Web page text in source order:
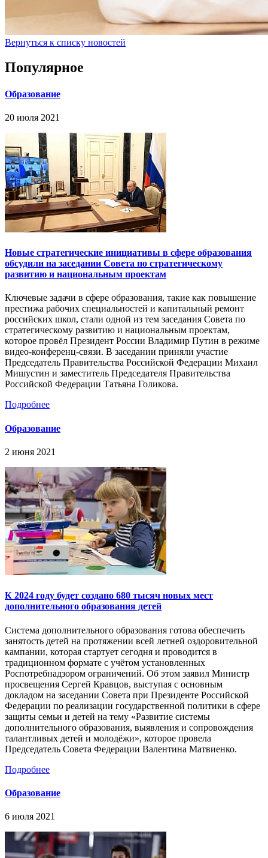
Вернуться к списку новостей
Популярное
Образование
20 июля 2021
Новые стратегические инициативы в сфере образования
обсудили на заседании Совета по стратегическому
развитию и национальным проектам
Ключевые задачи в сфере образования, такие как повышение
престижа рабочих специальностей и капитальный ремонт
российских школ, стали одной из тем заседания Совета по
стратегическому развитию и национальным проектам,
которое провёл Президент России Владимир Путин в режиме
видео-конференц-связи. В заседании приняли участие
Председатель Правительства Российской Федерации Михаил
Мишустин и заместитель Председателя Правительства
Российской Федерации Татьяна Голикова.
Подробнее
Образование
2 июня 2021
К 2024 году будет создано 680 тысяч новых мест
дополнительного образования детей
Система дополнительного образования готова обеспечить
занятость детей на протяжении всей летней оздоровительной
кампании, которая стартует сегодня и проводится в
традиционном формате с учётом установленных
Роспотребнадзором ограничений. Об этом заявил Министр
просвещения Сергей Кравцов, выступая с основным
докладом на заседании Совета при Президенте Российской
Федерации по реализации государственной политики в сфере
защиты семьи и детей на тему «Развитие системы
дополнительного образования, выявления и сопровождения
талантливых детей и молодёжи», которое провела
Председатель Совета Федерации Валентина Матвиенко.
Подробнее
Образование
6 июля 2021